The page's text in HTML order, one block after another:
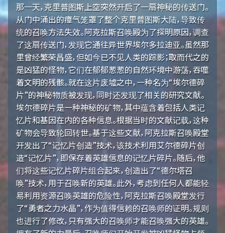
那一天，克里普图斯上空突然开启了一扇神秘的传送门。
从门中涌出的瘴气笼罩了整个克里普图斯大陆，导致传
统的召唤方法失效。阿克拉斯召唤殿为了探明原因，调查
了这扇传送门，发现它通往异世界埃尔多拉迪亚。虽然那
里曾经繁荣昌盛，但如今已不见人类的踪影；取而代之的
是凶猛的怪物，它们在郁郁葱葱的自然环境中游荡，吞噬
着文明的残骸。就在这片废墟之中，一种名为“埃尔德碎
片”的神秘物质被发现，同时还发现了相关的研究文献。
埃尔德碎片是一种神秘的矿物，其中蕴含着包括人类记
忆片和基因在内的各种信息。根据当时的文献记载，这种
矿物会导致轮回转世。基于这些文献，阿克拉斯召唤殿堂
开发出了“记忆片创造”技术，该技术利用艾尔德碎片创
造“记忆片”，即保存着英雄信息的记忆片碎片。随后，他
们将这些记忆片碎片组合起来，创造出了“德尔塔召
唤”技术，用于召唤新的英雄。此外，考虑到任何人都能轻
易利用资源召唤英雄的危险性，阿克拉斯召唤殿堂发行
了“勇者之力水晶”，作为值得信赖的召唤师的证明。规则
也进行了修改，只有强大的召唤师才能召唤强大的英雄。